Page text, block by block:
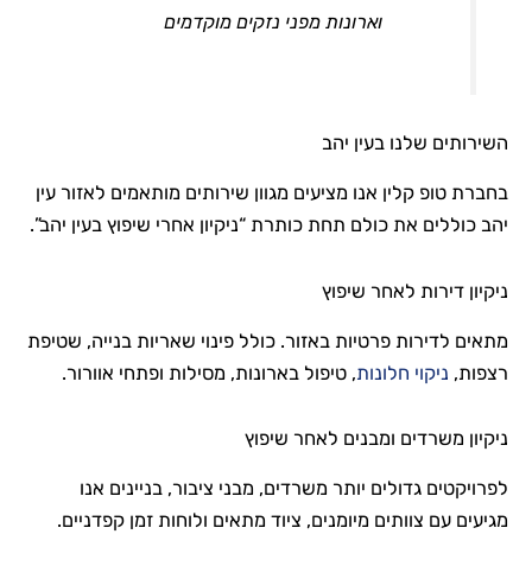
וארונות מפני נזקים מוקדמים
השירותים שלנו בעין יהב
בחברת טופ קלין אנו מציעים מגוון שירותים מותאמים לאזור עין
יהב כוללים את כולם תחת כותרת “ניקיון אחרי שיפוץ בעין יהב”.
ניקיון דירות לאחר שיפוץ
מתאים לדירות פרטיות באזור. כולל פינוי שאריות בנייה, שטיפת
רצפות, ניקוי חלונות, טיפול בארונות, מסילות ופתחי אוורור.
ניקיון משרדים ומבנים לאחר שיפוץ
לפרויקטים גדולים יותר משרדים, מבני ציבור, בניינים אנו
מגיעים עם צוותים מיומנים, ציוד מתאים ולוחות זמן קפדניים.